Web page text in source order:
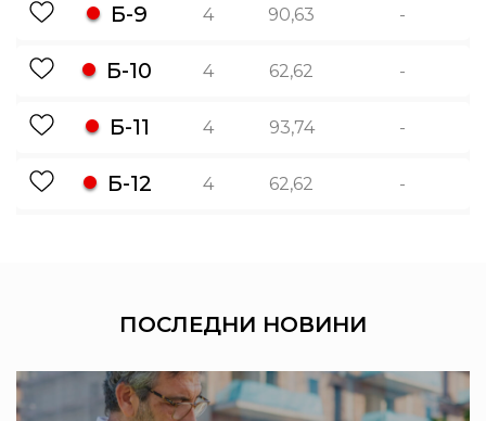
Б-9 4 90,63 -
Б-10 4 62,62 -
Б-11 4 93,74 -
Б-12 4 62,62 -
ПОСЛЕДНИ НОВИНИ